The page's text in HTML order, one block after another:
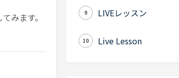
みます。
9 LIVEレッスン
10 Live Lesson